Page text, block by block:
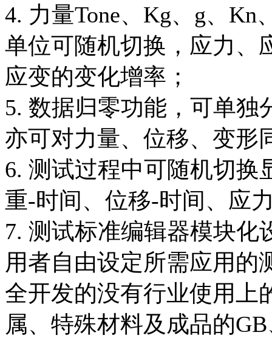
4. 力量Tone、Kg、g、Kn
单位可随机切换，应力、
应变的变化增率；
5. 数据归零功能，可单独
亦可对力量、位移、变形
6. 测试过程中可随机切换
重-时间、位移-时间、应
7. 测试标准编辑器模块化
用者自由设定所需应用的
全开发的没有行业使用上
属、特殊材料及成品的